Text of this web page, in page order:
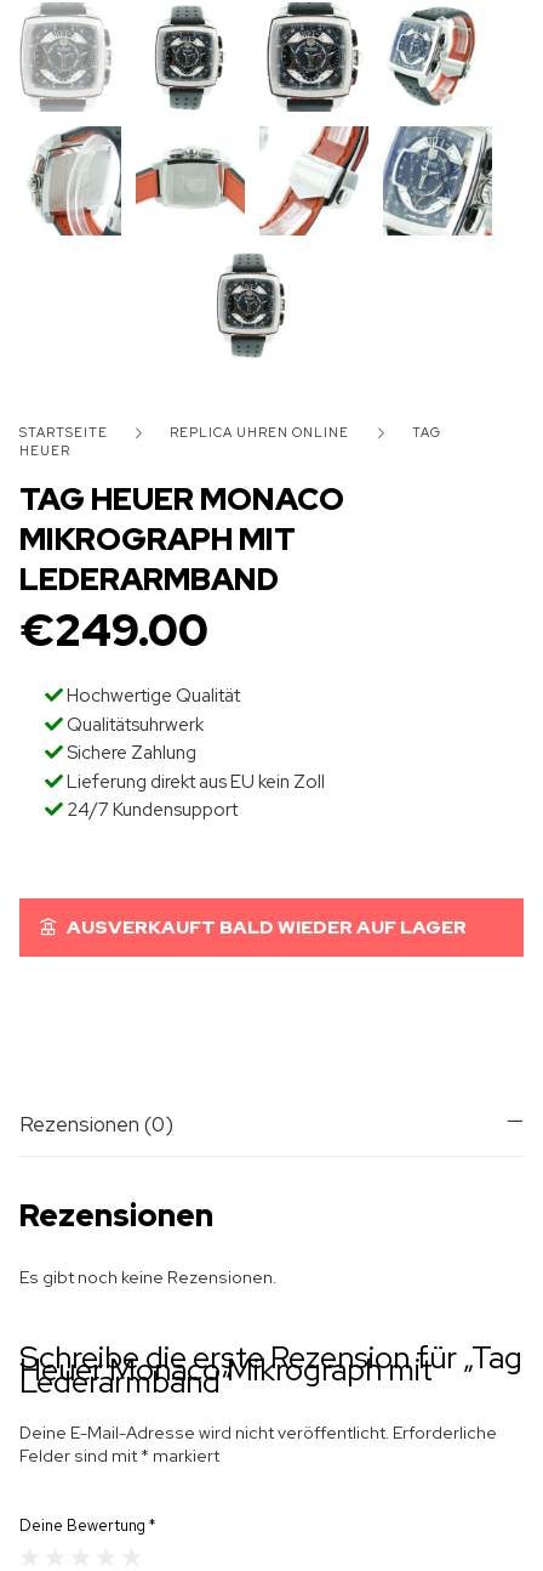
STARTSEITE REPLICA UHREN ONLINE
TAG
HEUER
TAG HEUER MONACO
MIKROGRAPH MIT
LEDERARMBAND
€249.00
Hochwertige Qualität
Qualitätsuhrwerk
Sichere Zahlung
Lieferung direkt aus EU kein Zoll
24/7 Kundensupport
AUSVERKAUFT BALD WIEDER AUF LAGER
Rezensionen (0)
Rezensionen
Es gibt noch keine Rezensionen.
Schreibe die erste Rezension für „Tag
Heuer Monaco Mikrograph mit
Lederarmband“
Deine E-Mail-Adresse wird nicht veröffentlicht. Erforderliche
Felder sind mit * markiert
Deine Bewertung *